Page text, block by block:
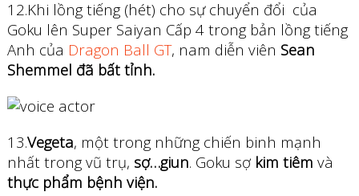
12.Khi lồng tiếng (hét) cho sự chuyển đổi của
Goku lên Super Saiyan Cấp 4 trong bản lồng tiếng
Anh của Dragon Ball GT, nam diễn viên Sean
Shemmel đã bất tỉnh.
13.Vegeta, một trong những chiến binh mạnh
nhất trong vũ trụ, sợ…giun. Goku sợ kim tiêm và
thực phẩm bệnh viện.